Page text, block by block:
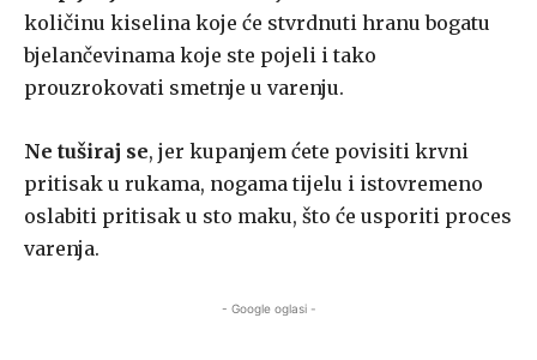
količinu kiselina koje će stvrdnuti hranu bogatu
bjelančevinama koje ste pojeli i tako
prouzrokovati smetnje u varenju.
Ne tuširaj se, jer kupanjem ćete povisiti krvni
pritisak u rukama, nogama tijelu i istovremeno
oslabiti pritisak u sto maku, što će usporiti proces
varenja.
- Google oglasi -